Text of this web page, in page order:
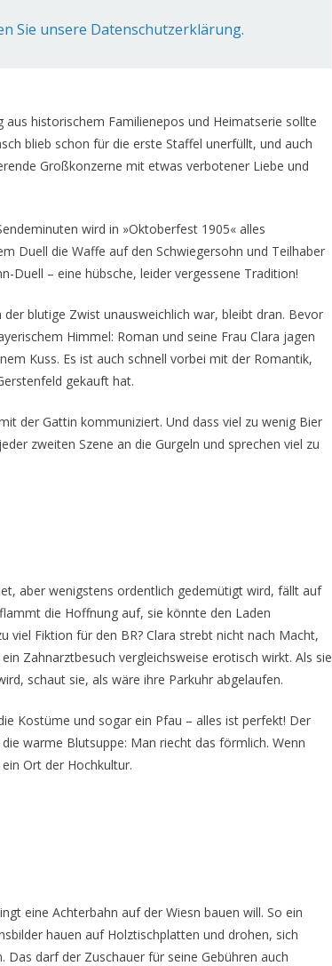
Sie unsere Datenschutzerklärung.
historischem Familienepos und Heimatserie sollte
blieb schon für die erste Staffel unerfüllt, und auch
Großkonzerne mit etwas verbotener Liebe und
wird in »Oktoberfest 1905« alles
Duell die Waffe auf den Schwiegersohn und Teilhaber
Duell – eine hübsche, leider vergessene Tradition!
blutige Zwist unausweichlich war, bleibt dran. Bevor
Himmel: Roman und seine Frau Clara jagen
Kuss. Es ist auch schnell vorbei mit der Romantik,
gekauft hat.
der Gattin kommuniziert. Und dass viel zu wenig Bier
zweiten Szene an die Gurgeln und sprechen viel zu
aber wenigstens ordentlich gedemütigt wird, fällt auf
die Hoffnung auf, sie könnte den Laden
viel Fiktion für den BR? Clara strebt nicht nach Macht,
Zahnarztbesuch vergleichsweise erotisch wirkt. Als sie
schaut sie, als wäre ihre Parkuhr abgelaufen.
Kostüme und sogar ein Pfau – alles ist perfekt! Der
warme Blutsuppe: Man riecht das förmlich. Wenn
Ort der Hochkultur.
eine Achterbahn auf der Wiesn bauen will. So ein
hauen auf Holztischplatten und drohen, sich
darf der Zuschauer für seine Gebühren auch